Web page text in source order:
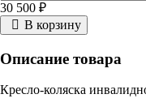
30 500 ₽
В корзину
Описание товара
Кресло-коляска